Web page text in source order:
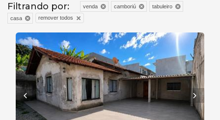
Filtrando por: venda camboriú
tabuleiro
casa
remover todos